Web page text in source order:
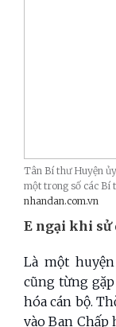
Tân Bí thư Huyện
một trong số các Bí
nhandan.com.vn
E ngại khi sử
Là một
cũng từng
hóa cán bộ.
vào Ban